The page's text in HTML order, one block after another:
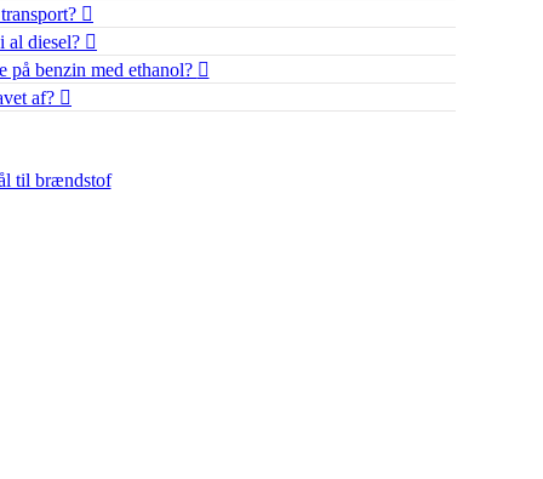
al diesel?
på benzin med ethanol?
af?
til brændstof